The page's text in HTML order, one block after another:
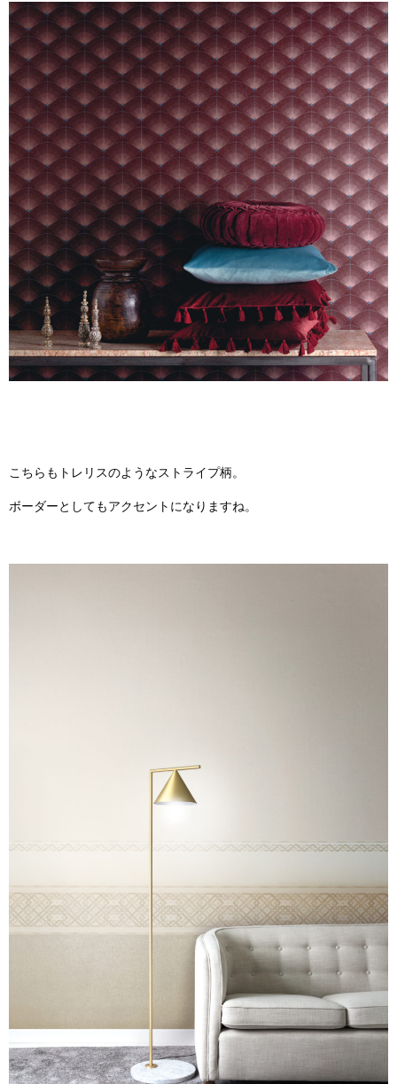
こちらもトレリスのようなストライプ柄。
ボーダーとしてもアクセントになりますね。